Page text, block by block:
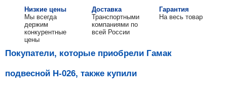
Низкие цены
Мы всегда
держим
конкурентные
цены
Доставка
Транспортными
компаниями по
всей России
Гарантия
На весь товар
Покупатели, которые приобрели Гамак
подвесной Н-026, также купили